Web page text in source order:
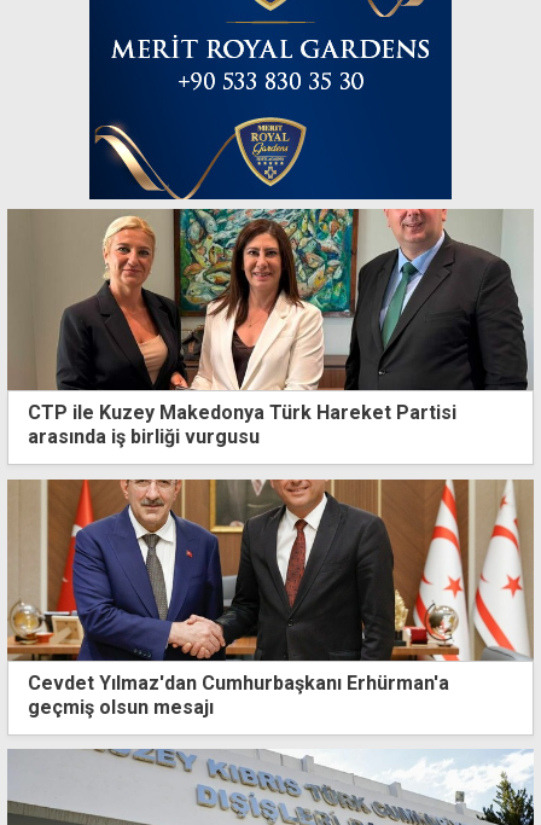
CTP ile Kuzey Makedonya Türk Hareket Partisi
arasında iş birliği vurgusu
Cevdet Yılmaz'dan Cumhurbaşkanı Erhürman'a
geçmiş olsun mesajı